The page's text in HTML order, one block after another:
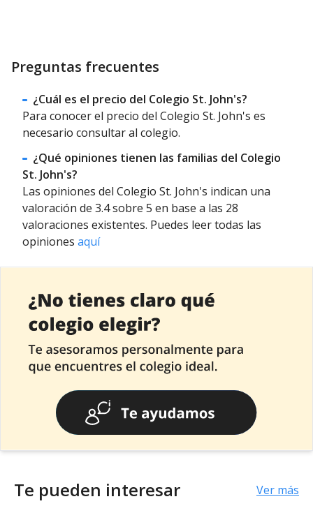
Preguntas frecuentes
¿Cuál es el precio del Colegio St. John's?
Para conocer el precio del Colegio St. John's es
necesario consultar al colegio.
¿Qué opiniones tienen las familias del Colegio
St. John's?
Las opiniones del Colegio St. John's indican una
valoración de 3.4 sobre 5 en base a las 28
valoraciones existentes. Puedes leer todas las
opiniones aquí
Te pueden interesar Ver más